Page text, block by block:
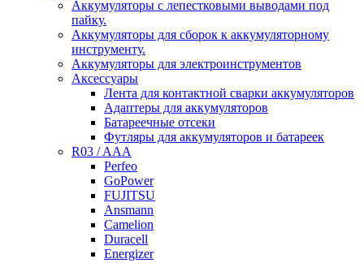
Аккумуляторы с лепестковыми выводами под
пайку.
Аккумуляторы для сборок к аккумуляторному
инструменту.
Аккумуляторы для электроинструментов
Аксессуары
Лента для контактной сварки аккумуляторов
Адаптеры для аккумуляторов
Батареечные отсеки
Футляры для аккумуляторов и батареек
R03 / AAA
Perfeo
GoPower
FUJITSU
Ansmann
Camelion
Duracell
Energizer